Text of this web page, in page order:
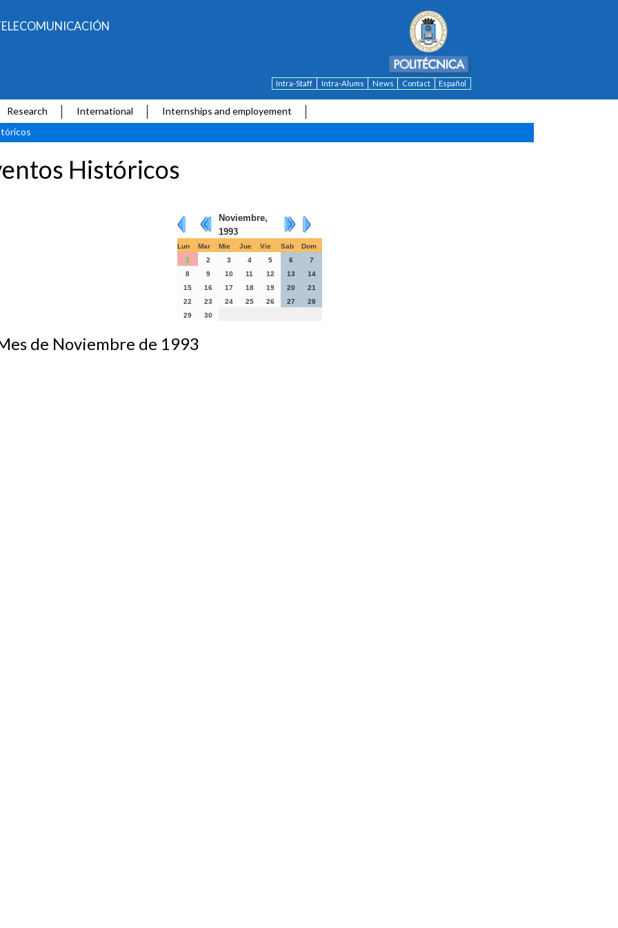
Intra-Staff Intra-Alums News Contact Español
Research International
Internships and employement
Históricos
Noviembre,
1993
Lun Mar Mie Jue Vie Sab
Dom
1
2 3 4 5 6
7
8
9 10 11 12 13
14
15
16 17 18 19 20
21
22
23 24 25 26 27
28
29
30
de Noviembre de 1993